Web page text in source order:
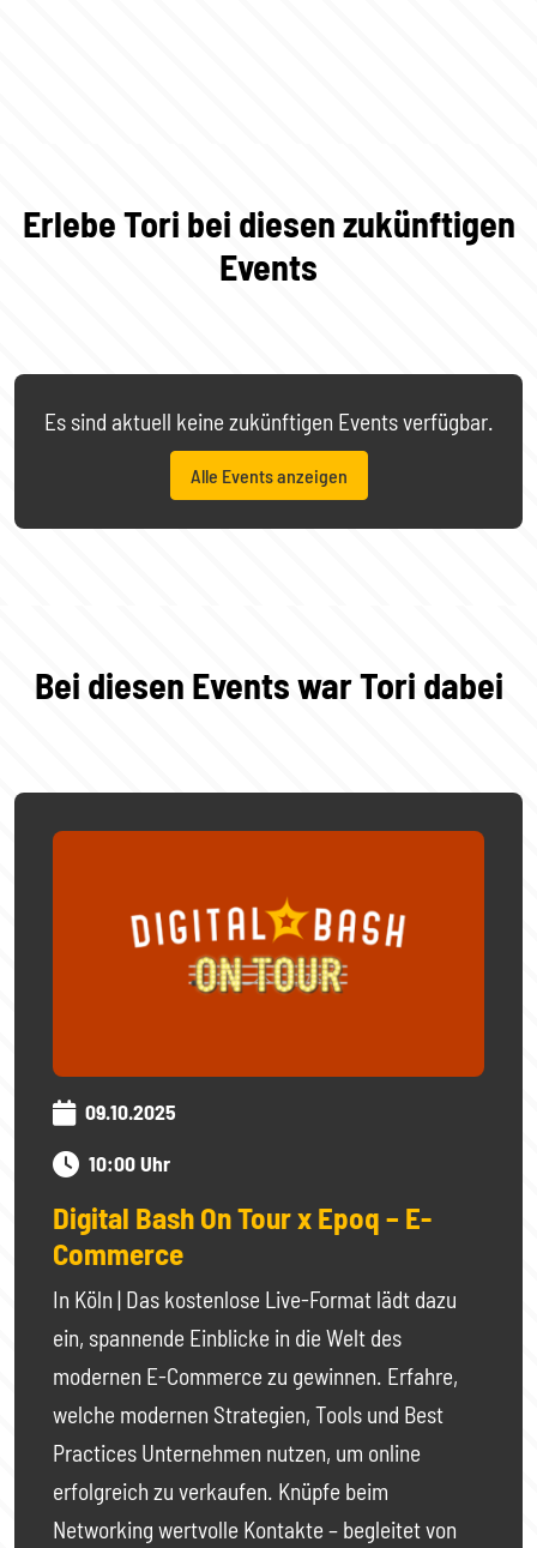
Erlebe Tori bei diesen zukünftigen
Events
Es sind aktuell keine zukünftigen Events verfügbar.
Alle Events anzeigen
Bei diesen Events war Tori dabei
09.10.2025
10:00 Uhr
Digital Bash On Tour x Epoq – E-
Commerce
In Köln | Das kostenlose Live-Format lädt dazu
ein, spannende Einblicke in die Welt des
modernen E-Commerce zu gewinnen. Erfahre,
welche modernen Strategien, Tools und Best
Practices Unternehmen nutzen, um online
erfolgreich zu verkaufen. Knüpfe beim
Networking wertvolle Kontakte – begleitet von